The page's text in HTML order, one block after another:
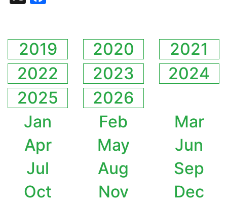
2019 2020
2021
2022
2023
2024
2025
2026
Jan
Feb
Mar
Apr
May
Jun
Jul
Aug
Sep
Oct
Nov Dec